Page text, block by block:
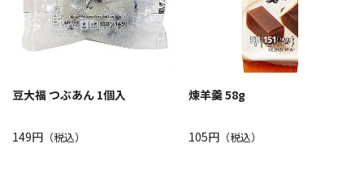
豆大福 つぶあん 1個入
149円 （税込）
煉羊羹 58g
105円（税込）